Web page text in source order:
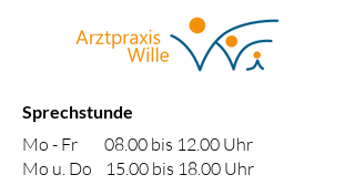
Sprechstunde
Mo - Fr 08.00 bis 12.00 Uhr
Mo u. Do 15.00 bis 18.00 Uhr